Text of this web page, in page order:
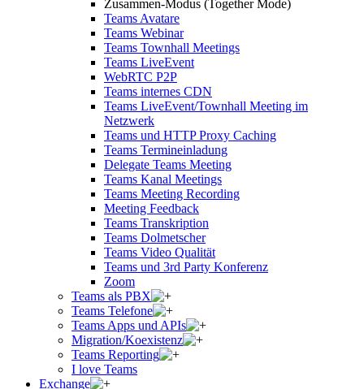
Zusammen-Modus (Together Mode)
Teams Avatare
Teams Webinar
Teams Townhall Meetings
Teams LiveEvent
WebRTC P2P
Teams internes CDN
Teams LiveEvent/Townhall Meeting im
Netzwerk
Teams und HTTP Proxy Caching
Teams Termineinladung
Delegate Teams Meeting
Teams Kanal Meetings
Teams Meeting Recording
Meeting Feedback
Teams Transkription
Teams Dolmetscher
Teams Video Qualität
Teams und 3rd Party Konferenz
Zoom
Teams als PBX
Teams Telefone
Teams Apps und APIs
Migration/Koexistenz
Teams Reporting
I love Teams
Exchange